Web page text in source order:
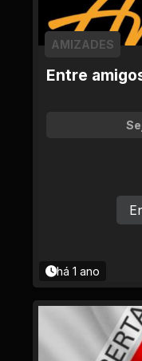
Entre
AMIZADES
há 1 ano